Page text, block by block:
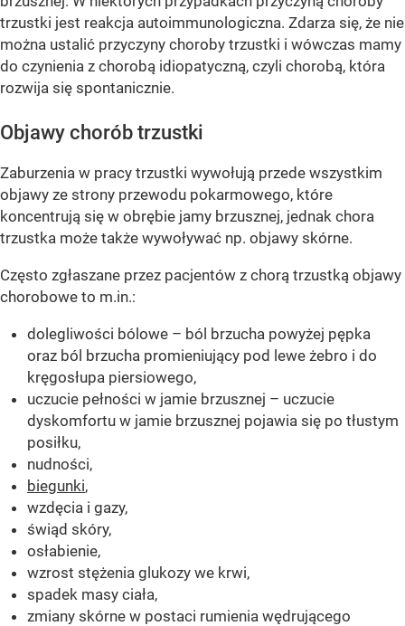
trzustki jest reakcja autoimmunologiczna. Zdarza się, że nie
można ustalić przyczyny choroby trzustki i wówczas mamy
do czynienia z chorobą idiopatyczną, czyli chorobą, która
rozwija się spontanicznie.
Objawy chorób trzustki
Zaburzenia w pracy trzustki wywołują przede wszystkim
objawy ze strony przewodu pokarmowego, które
koncentrują się w obrębie jamy brzusznej, jednak chora
trzustka może także wywoływać np. objawy skórne.
Często zgłaszane przez pacjentów z chorą trzustką objawy
chorobowe to m.in.:
dolegliwości bólowe – ból brzucha powyżej pępka
oraz ból brzucha promieniujący pod lewe żebro i do
kręgosłupa piersiowego,
uczucie pełności w jamie brzusznej – uczucie
dyskomfortu w jamie brzusznej pojawia się po tłustym
posiłku,
nudności,
biegunki,
wzdęcia i gazy,
świąd skóry,
osłabienie,
wzrost stężenia glukozy we krwi,
spadek masy ciała,
zmiany skórne w postaci rumienia wędrującego